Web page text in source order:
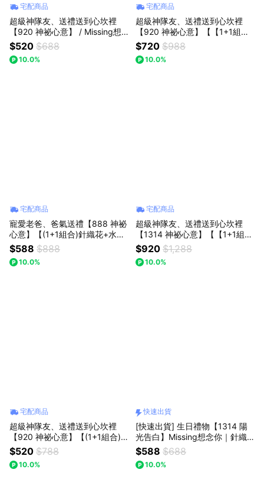
宅配商品
超級神隊友、送禮送到心坎裡
【920 神祕心意】 / Missing想
念你｜(迷你口袋花束)園碎冰藍
玫瑰/水晶擺件 (預購)：父親節/
生日禮物/七夕情人節
$520 $688
10.0%
宅配商品
超級神隊友、送禮送到心坎裡
【920 神祕心意】【【1+1組合
(小歐風花束+草莓熊玩偶】】Mi
ssing Missing想念你｜小歐風手
捧花束(預購)生日禮物
$720 $988
10.0%
宅配商品
寵愛老爸、爸氣送禮【888 神祕
心意】【(1+1組合)針織花+水晶
熊】｜【Missing想念你】｜藍
色勿忘我針織花+水晶熊 : 七夕
情人節/父親節(預購)
$588 $888
10.0%
宅配商品
超級神隊友、送禮送到心坎裡
【1314 神祕心意】【【1+1組合
(玫瑰花束+草莓熊玩偶】】【Mi
ssing想念你】粉玫瑰芭蕾花束｜
你就是陽光！七夕情人節禮物/情
$920 $1,288
10.0%
宅配商品
超級神隊友、送禮送到心坎裡
【920 神祕心意】【(1+1組合)
【粉迷你花束+粉晶愛心掌心
石】Missing想念你｜迷你口袋
花束：浪漫告白推薦，讓愛在日
$520 $788
10.0%
快速出貨
[快速出貨] 生日禮物【1314 陽
光告白】Missing想念你｜針織
向日葵擺件：妳是我的小太陽，
讓溫暖充滿每個角落
$588 $688
10.0%